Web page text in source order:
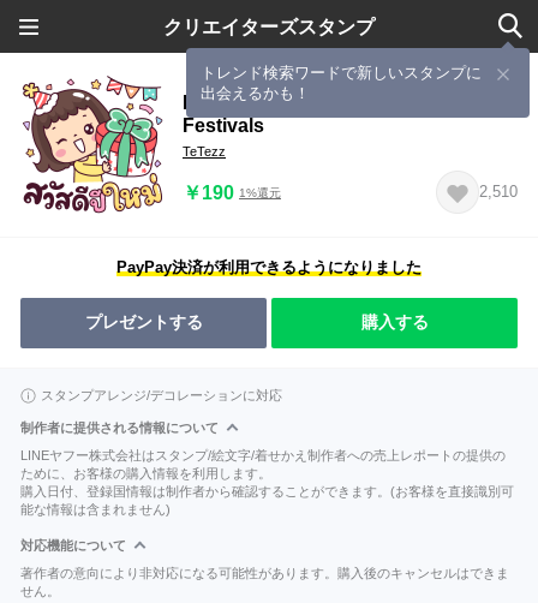
クリエイターズスタンプ
トレンド検索ワードで新しいスタンプに
出会えるかも！
Matooy Happy New Year and
Festivals
TeTezz
￥190 1%還元 2,510
PayPay決済が利用できるようになりました
プレゼントする 購入する
スタンプアレンジ/デコレーションに対応
制作者に提供される情報について
LINEヤフー株式会社はスタンプ/絵文字/着せかえ制作者への売上レポートの提供の
ために、お客様の購入情報を利用します。
購入日付、登録国情報は制作者から確認することができます。(お客様を直接識別可
能な情報は含まれません)
対応機能について
著作者の意向により非対応になる可能性があります。購入後のキャンセルはできま
せん。